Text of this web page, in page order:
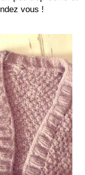
vous !